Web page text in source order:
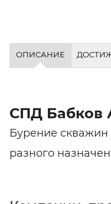
ОПИСАНИЕ
СПД Бабков
Бурение скважин
разного